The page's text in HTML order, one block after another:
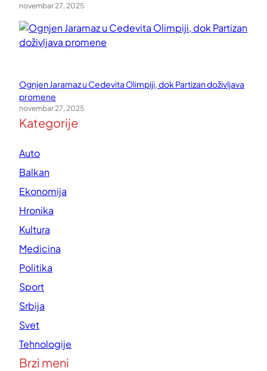
novembar 27, 2025
Ognjen Jaramaz u Cedevita Olimpiji, dok Partizan doživljava
promene
novembar 27, 2025
Kategorije
Auto
Balkan
Ekonomija
Hronika
Kultura
Medicina
Politika
Sport
Srbija
Svet
Tehnologije
Brzi meni